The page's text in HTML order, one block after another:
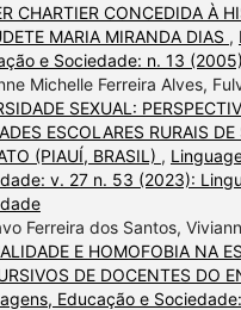
CHARTIER CONCEDIDA À
MARIA MIRANDA DIAS ,
e Sociedade: n. 13 (2005)
Michelle Ferreira Alves,
SEXUAL:
ESCOLARES RURAIS
(PIAUÍ, BRASIL) ,
v. 27 n. 53 (2023):
Ferreira dos Santos,
E HOMOFOBIA NA
DE DOCENTES DO
Educação e